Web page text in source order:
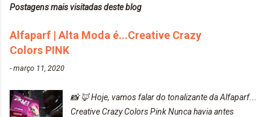
Postagens mais visitadas deste blog
Alfaparf | Alta Moda é...Creative Crazy
Colors PINK
-março 11, 2020
📸 🦊 Hoje, vamos falar do tonalizante da Alfaparf...
Creative Crazy Colors Pink Nunca havia antes